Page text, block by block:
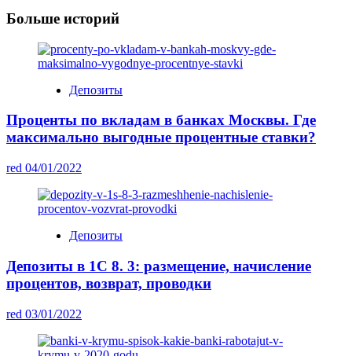
Больше историй
Депозиты
Проценты по вкладам в банках Москвы. Где
максимально выгодные процентные ставки?
red 04/01/2022
Депозиты
Депозиты в 1С 8. 3: размещение, начисление
процентов, возврат, проводки
red 03/01/2022